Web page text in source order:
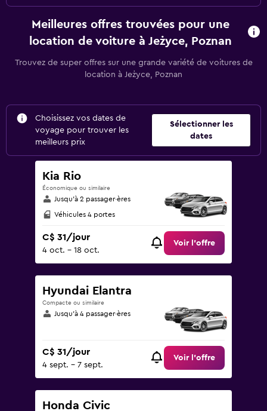
Meilleures offres trouvées pour une
location de voiture à Jeżyce, Poznan
Trouvez de super offres sur une grande variété de voitures de
location à Jeżyce, Poznan
Choisissez vos dates de
voyage pour trouver les
meilleurs prix
Sélectionner les
dates
Kia Rio
Économique ou similaire
Jusqu’à 2 passager·ères
Véhicules 4 portes
C$ 31/jour
4 oct. - 18 oct.
Voir l’offre
Hyundai Elantra
Compacte ou similaire
Jusqu’à 4 passager·ères
C$ 31/jour
4 sept. - 7 sept.
Voir l’offre
Honda Civic